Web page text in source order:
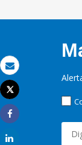
Email
Imprimir
Tweet
Share